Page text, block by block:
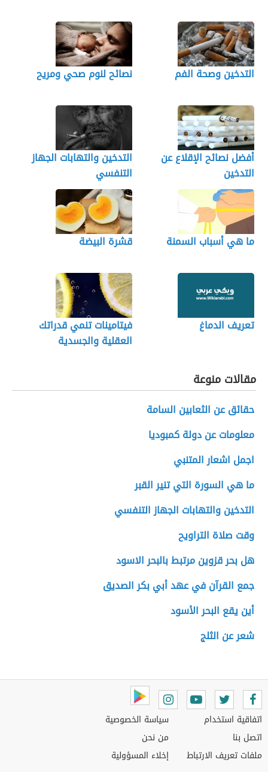
التدخين وصحة الفم نصائح لنوم صحي ومريح
أفضل نصائح الإقلاع عن
التدخين
التدخين والتهابات الجهاز
التنفسي
ما هي أسباب السمنة قشرة البيضة
تعريف الدماغ
فيتامينات تنمي قدراتك
العقلية والجسدية
مقالات منوعة
حقائق عن الثعابين السامة
معلومات عن دولة كمبوديا
اجمل اشعار المتنبي
ما هي السورة التي تنير القبر
التدخين والتهابات الجهاز التنفسي
وقت صلاة التراويح
هل بحر قزوين مرتبط بالبحر الاسود
جمع القرآن في عهد أبي بكر الصديق
أين يقع البحر الأسود
شعر عن الثلج
اتفاقية استخدام
اتصل بنا
ملفات تعريف الارتباط
سياسة الخصوصية
من نحن
إخلاء المسؤولية